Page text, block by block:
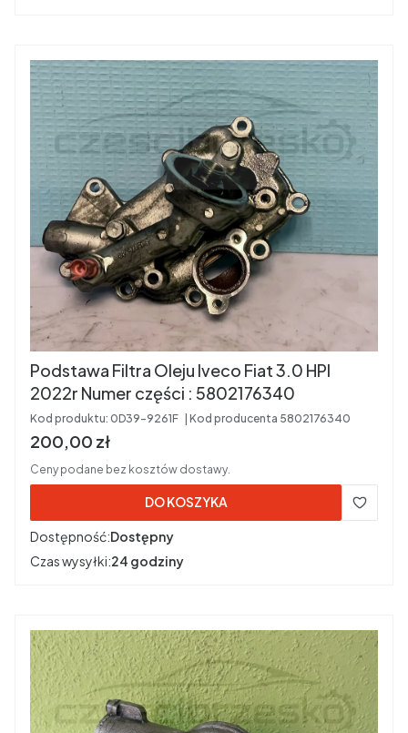
Podstawa Filtra Oleju Iveco Fiat 3.0 HPI
2022r Numer części : 5802176340
Kod produktu: 0D39-9261F Kod producenta 5802176340
Cena brutto
200,00 zł
Ceny podane bez kosztów dostawy.
DO KOSZYKA
Dostępność:Dostępny
Czas wysyłki:24 godziny